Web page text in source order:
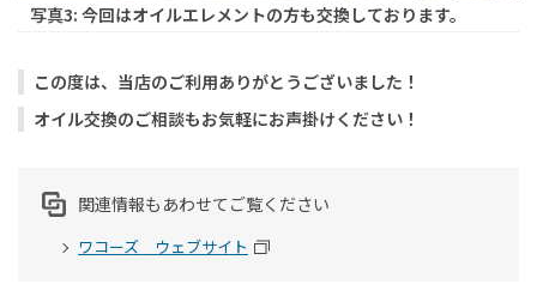
写真3: 今回はオイルエレメントの方も交換しております。
この度は、当店のご利用ありがとうございました！
オイル交換のご相談もお気軽にお声掛けください！
関連情報もあわせてご覧ください
ワコーズ ウェブサイト